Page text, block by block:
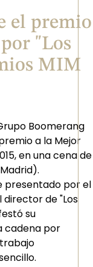
el premio
"Los
MIM
Boomerang
a la Mejor
en una cena de
presentado por el
de "Los
su
cadena por